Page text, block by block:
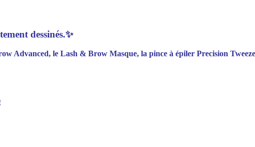
dessinés.✨
Advanced, le Lash & Brow Masque, la pince à épiler Precision